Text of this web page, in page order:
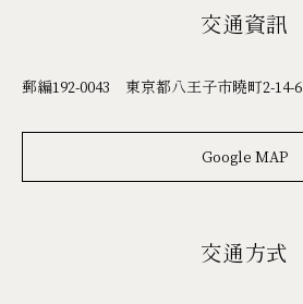
交通資訊
郵編192-0043 東京都八王子市曉町2-14-6
Google MAP
交通方式